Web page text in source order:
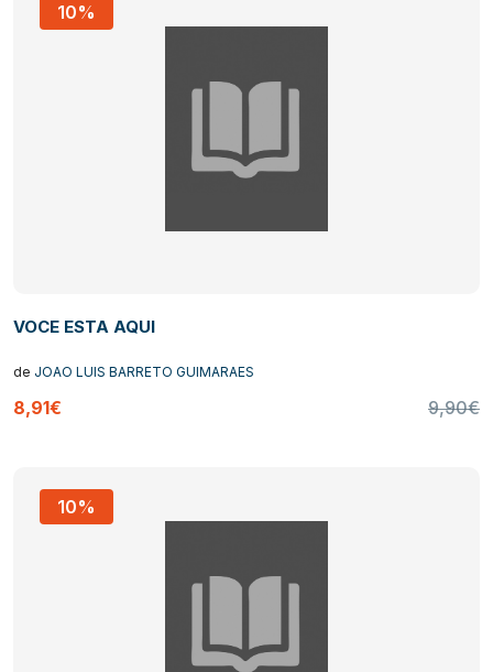
10%
VOCE ESTA AQUI
de JOAO LUIS BARRETO GUIMARAES
8,91€ 9,90€
10%